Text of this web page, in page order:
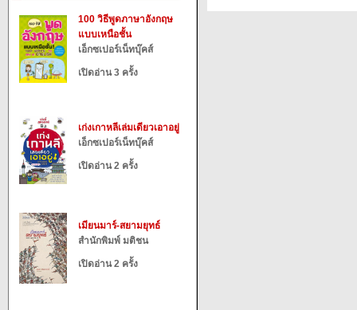
100 วิธีพูดภาษาอังกฤษ
แบบเหนือชั้น
เอ็กซเปอร์เน็ทบุ๊คส์
เปิดอ่าน 3 ครั้ง
เก่งเกาหลีเล่มเดียวเอาอยู่
เอ็กซเปอร์เน็ทบุ๊คส์
เปิดอ่าน 2 ครั้ง
เมียนมาร์-สยามยุทธ์
สำนักพิมพ์ มติชน
เปิดอ่าน 2 ครั้ง